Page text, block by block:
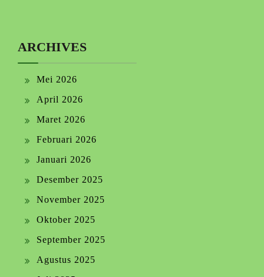
ARCHIVES
Mei 2026
April 2026
Maret 2026
Februari 2026
Januari 2026
Desember 2025
November 2025
Oktober 2025
September 2025
Agustus 2025